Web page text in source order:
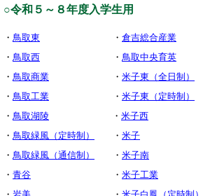
○令和５～８年度入学生用
・ 鳥取東 ・ 倉吉総合産業
・ 鳥取西 ・ 鳥取中央育英
・ 鳥取商業 ・ 米子東（全日制）
・ 鳥取工業 ・ 米子東（定時制）
・ 鳥取湖陵 ・ 米子西
・ 鳥取緑風（定時制） ・ 米子
・ 鳥取緑風（通信制） ・ 米子南
・ 青谷 ・ 米子工業